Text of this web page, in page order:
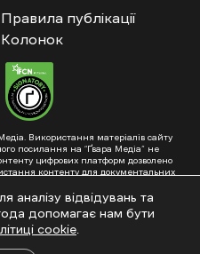
Правила публікації
Колонок
Використання матеріалів сайту
посилання на “Ґвара Медіа” не
цифрових платформ дозволено
контенту для документальних
медіа – R40-01353. Поштова
Гоголя, 14, абонентська скринька
аналізу відвідувань та
допомагає нам бути
cookie